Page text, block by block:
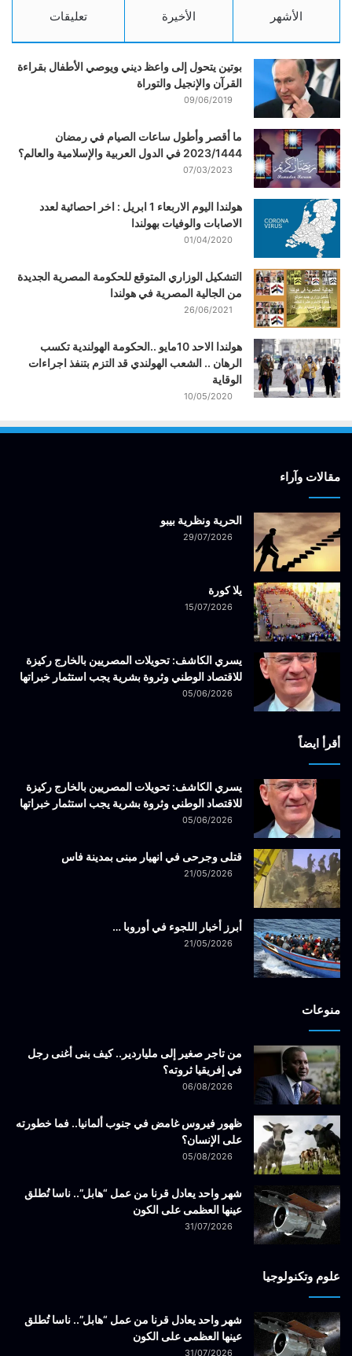
الأشهر الأخيرة تعليقات
بوتين يتحول إلى واعظ ديني ويوصي الأطفال بقراءة
القرآن والإنجيل والتوراة
09/06/2019
ما أقصر وأطول ساعات الصيام في رمضان
2023/1444 في الدول العربية والإسلامية والعالم؟
07/03/2023
هولندا اليوم الاربعاء 1 ابريل : اخر احصائية لعدد
الاصابات والوفيات بهولندا
01/04/2020
التشكيل الوزاري المتوقع للحكومة المصرية الجديدة
من الجالية المصرية في هولندا
26/06/2021
هولندا الاحد 10مايو ..الحكومة الهولندية تكسب
الرهان .. الشعب الهولندي قد التزم بتنفذ اجراءات
الوقاية
10/05/2020
مقالات وآراء
الحرية ونظرية بيبو
29/07/2026
يلا كورة
15/07/2026
يسري الكاشف: تحويلات المصريين بالخارج ركيزة
للاقتصاد الوطني وثروة بشرية يجب استثمار خبراتها
05/06/2026
أقرأ ايضاً
يسري الكاشف: تحويلات المصريين بالخارج ركيزة
للاقتصاد الوطني وثروة بشرية يجب استثمار خبراتها
05/06/2026
قتلى وجرحى في انهيار مبنى بمدينة فاس
21/05/2026
أبرز أخبار اللجوء في أوروبا …
21/05/2026
منوعات
من تاجر صغير إلى ملياردير.. كيف بنى أغنى رجل
في إفريقيا ثروته؟
06/08/2026
ظهور فيروس غامض في جنوب ألمانيا.. فما خطورته
على الإنسان؟
05/08/2026
شهر واحد يعادل قرنا من عمل “هابل”.. ناسا تُطلق
عينها العظمى على الكون
31/07/2026
علوم وتكنولوجيا
شهر واحد يعادل قرنا من عمل “هابل”.. ناسا تُطلق
عينها العظمى على الكون
31/07/2026